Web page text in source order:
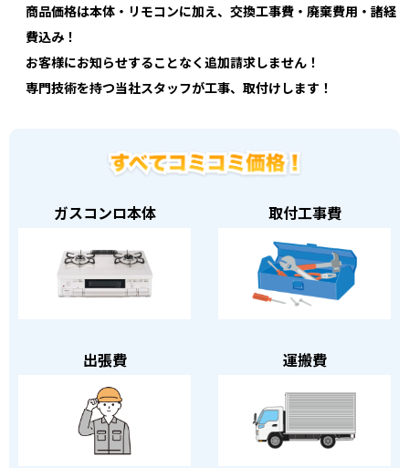
商品価格は本体・リモコンに加え、交換工事費・廃棄費用・諸経
費込み！
お客様にお知らせすることなく追加請求しません！
専門技術を持つ当社スタッフが工事、取付けします！
ガスコンロ本体 取付工事費
出張費 運搬費